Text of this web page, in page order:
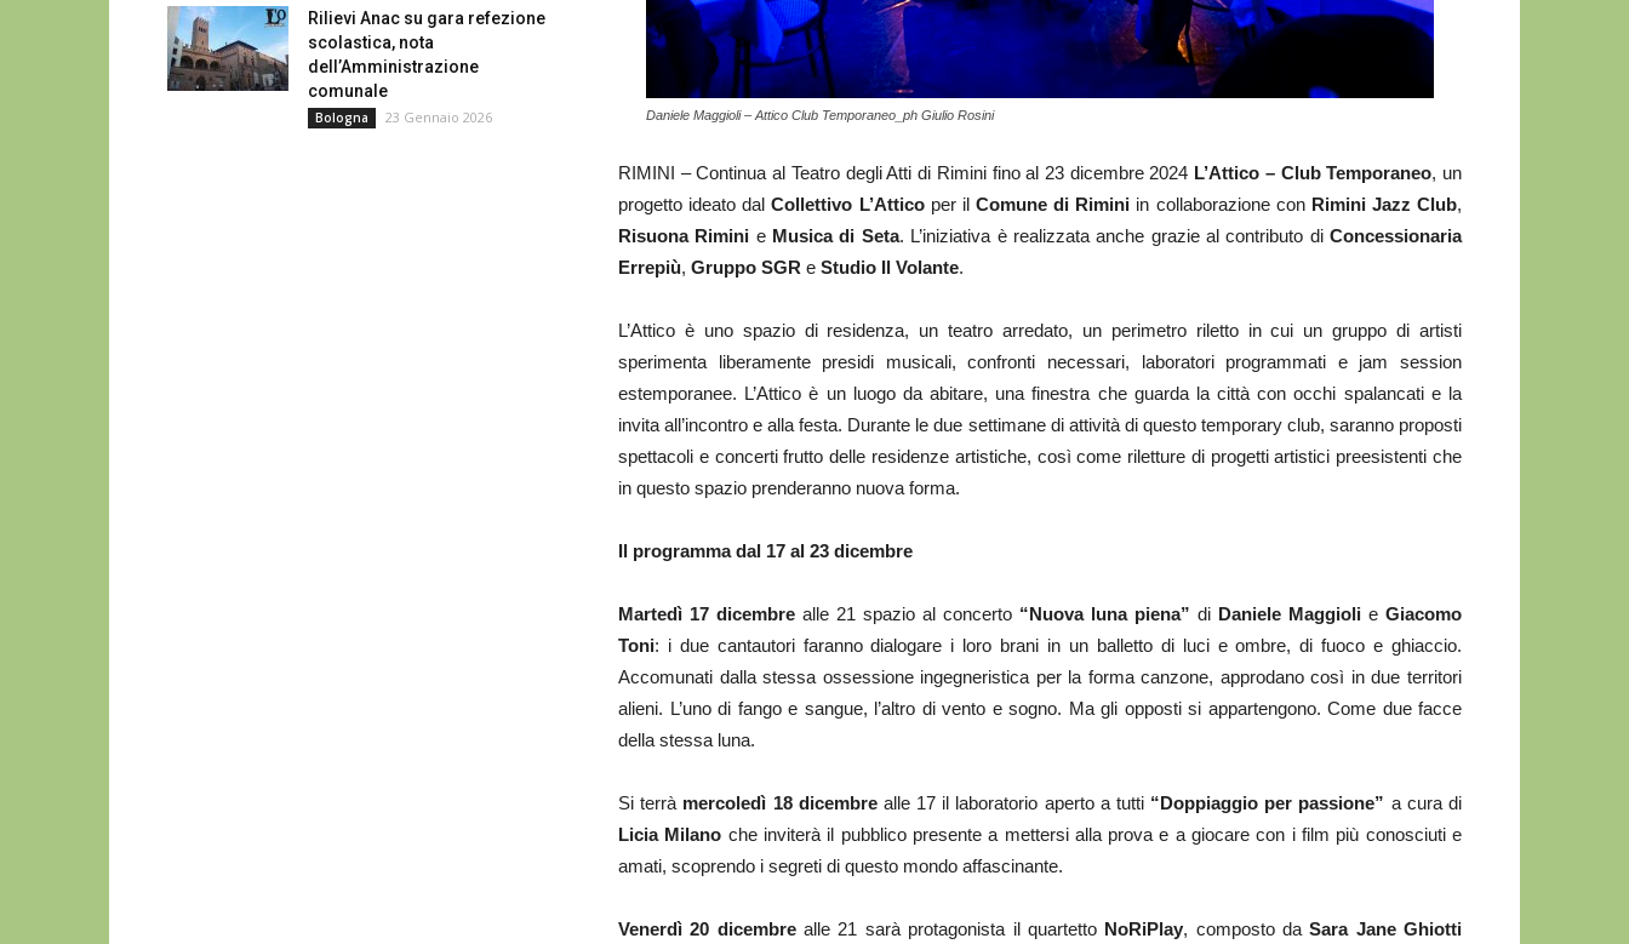
Daniele Maggioli – Attico Club Temporaneo_ph Giulio Rosini
RIMINI – Continua al Teatro degli Atti di Rimini fino al 23 dicembre 2024 L’Attico – Club Temporaneo, un
progetto ideato dalCollettivo L’Atticoper il Comune di Rimini in collaborazione con Rimini Jazz Club,
Risuona Rimini e Musica di Seta. L’iniziativa è realizzata anche grazie al contributo diConcessionaria
Errepiù, Gruppo SGR e Studio Il Volante.
L’Attico è uno spazio di residenza, un teatro arredato, un perimetro riletto in cui un gruppo di artisti
sperimenta liberamente presidi musicali, confronti necessari, laboratori programmati e jam session
estemporanee. L’Attico è un luogo da abitare, una finestra che guarda la città con occhi spalancati e la
invita all’incontro e alla festa. Durante le due settimane di attività di questo temporary club, saranno proposti
spettacoli e concerti frutto delle residenze artistiche, così come riletture di progetti artistici preesistenti che
in questo spazio prenderanno nuova forma.
Il programma dal 17 al 23 dicembre
Martedì 17 dicembre alle 21 spazio al concerto “Nuova luna piena” di Daniele Maggioli e Giacomo
Toni: i due cantautori faranno dialogare i loro brani in un balletto di luci e ombre, di fuoco e ghiaccio.
Accomunati dalla stessa ossessione ingegneristica per la forma canzone, approdano così in due territori
alieni. L’uno di fango e sangue, l’altro di vento e sogno. Ma gli opposti si appartengono. Come due facce
della stessa luna.
Si terrà mercoledì 18 dicembre alle 17 il laboratorio aperto a tutti “Doppiaggio per passione” a cura di
Licia Milano che inviterà il pubblico presente a mettersi alla prova e a giocare con i film più conosciuti e
amati, scoprendo i segreti di questo mondo affascinante.
Venerdì 20 dicembrealle 21 sarà protagonista il quartetto NoRiPlay, composto daSara Jane Ghiotti
Rilievi Anac su gara refezione
scolastica, nota
dell’Amministrazione
comunale
Bologna 23 Gennaio 2026